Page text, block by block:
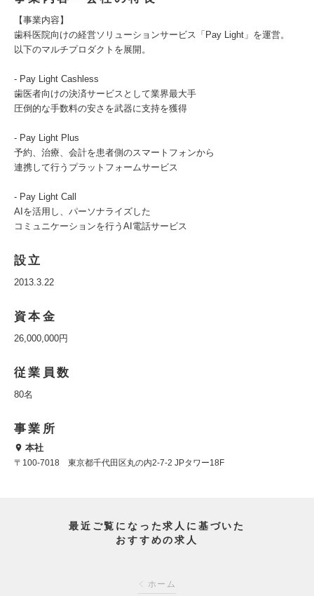
【事業内容】
歯科医院向けの経営ソリューションサービス「Pay Light」を運営。
以下のマルチプロダクトを展開。
- Pay Light Cashless
歯医者向けの決済サービスとして業界最大手
圧倒的な手数料の安さを武器に支持を獲得
- Pay Light Plus
予約、治療、会計を患者側のスマートフォンから
連携して行うプラットフォームサービス
- Pay Light Call
AIを活用し、パーソナライズした
コミュニケーションを行うAI電話サービス
設立
2013.3.22
資本金
26,000,000円
従業員数
80名
事業所
本社
〒100-7018 東京都千代田区丸の内2-7-2 JPタワー18F
最近ご覧になった求人に基づいた
おすすめの求人
ホーム